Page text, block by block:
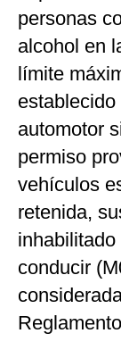
personas
alcohol en
límite
automotor
permiso
vehículos
retenida,
conducir